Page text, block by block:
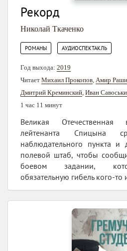
Рекорд
Николай Ткаченко
РОМАНЫ АУДИОСПЕКТАКЛЬ
Год выхода: 2019
Читает Михаил Прокопов Амир
Дмитрий Креминский Иван
1 час 11 минут
Великая Отечественная
лейтенанта Спицына
наблюдательного пункта и
полевой штаб, чтобы
боевом задании,
обязательную гибель кого-то